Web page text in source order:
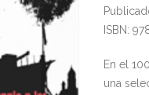
ISBN:
En el
una